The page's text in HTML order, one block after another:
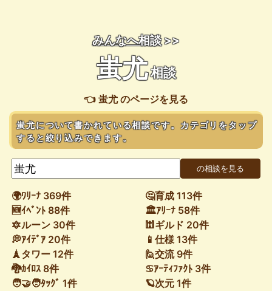
みんなへ相談>>
蚩尤相談
👈 蚩尤 のページを見る
蚩尤について書かれている相談です。カテゴリをタップ
すると絞り込みできます。
🌍ﾜﾘｰﾅ 369件
🤔育成 113件
🆕ｲﾍﾞﾝﾄ 88件
🏛ｱﾘｰﾅ 58件
🔯ルーン 30件
🕍ギルド 20件
💭ｱｲﾃﾞｱ 20件
📱仕様 13件
🗼タワー 12件
🙋交流 9件
🐉ｶｲﾛｽ 8件
♋ｱｰﾃｨﾌｧｸﾄ 3件
🧑‍🤝‍🧑ﾀｯｸﾞ 1件
🪐次元 1件